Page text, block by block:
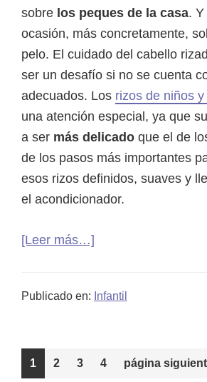
sobre los peques de la casa.
ocasión, más concretamente,
pelo. El cuidado del cabello
ser un desafío si no se cuenta
adecuados. Los rizos de niños
una atención especial, ya que su
a ser más delicado que el de
de los pasos más importantes
esos rizos definidos, suaves y
el acondicionador.
[Leer más…]
infantiles
afro
Publicado en: Infantil
Página
1 Página
2 Página
3 Página
4
Ir
página